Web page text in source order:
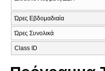
Ώρες Εβδομαδιαία
Ώρες Συνολικά
Class ID